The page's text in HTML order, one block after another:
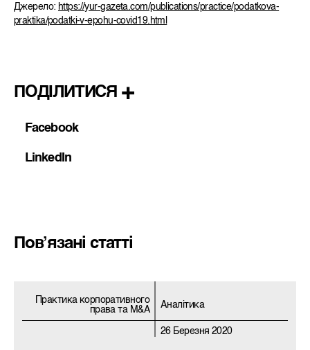
Джерело: https://yur-gazeta.com/publications/practice/podatkova-
praktika/podatki-v-epohu-covid19.html
ПОДІЛИТИСЯ
Facebook
LinkedIn
Пов’язані статті
Практика корпоративного
права та M&A
Аналітика
26 Березня 2020